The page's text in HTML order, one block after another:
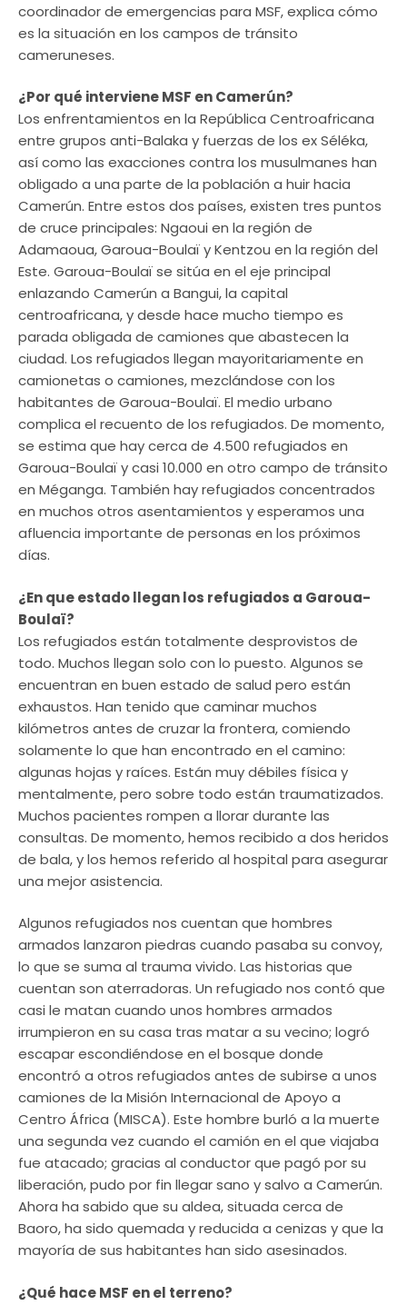
coordinador de emergencias para MSF, explica cómo
es la situación en los campos de tránsito
cameruneses.
¿Por qué interviene MSF en Camerún?
Los enfrentamientos en la República Centroafricana
entre grupos anti-Balaka y fuerzas de los ex Séléka,
así como las exacciones contra los musulmanes han
obligado a una parte de la población a huir hacia
Camerún. Entre estos dos países, existen tres puntos
de cruce principales: Ngaoui en la región de
Adamaoua, Garoua-Boulaï y Kentzou en la región del
Este. Garoua-Boulaï se sitúa en el eje principal
enlazando Camerún a Bangui, la capital
centroafricana, y desde hace mucho tiempo es
parada obligada de camiones que abastecen la
ciudad. Los refugiados llegan mayoritariamente en
camionetas o camiones, mezclándose con los
habitantes de Garoua-Boulaï. El medio urbano
complica el recuento de los refugiados. De momento,
se estima que hay cerca de 4.500 refugiados en
Garoua-Boulaï y casi 10.000 en otro campo de tránsito
en Méganga. También hay refugiados concentrados
en muchos otros asentamientos y esperamos una
afluencia importante de personas en los próximos
días.
¿En que estado llegan los refugiados a Garoua-
Boulaï?
Los refugiados están totalmente desprovistos de
todo. Muchos llegan solo con lo puesto. Algunos se
encuentran en buen estado de salud pero están
exhaustos. Han tenido que caminar muchos
kilómetros antes de cruzar la frontera, comiendo
solamente lo que han encontrado en el camino:
algunas hojas y raíces. Están muy débiles física y
mentalmente, pero sobre todo están traumatizados.
Muchos pacientes rompen a llorar durante las
consultas. De momento, hemos recibido a dos heridos
de bala, y los hemos referido al hospital para asegurar
una mejor asistencia.
Algunos refugiados nos cuentan que hombres
armados lanzaron piedras cuando pasaba su convoy,
lo que se suma al trauma vivido. Las historias que
cuentan son aterradoras. Un refugiado nos contó que
casi le matan cuando unos hombres armados
irrumpieron en su casa tras matar a su vecino; logró
escapar escondiéndose en el bosque donde
encontró a otros refugiados antes de subirse a unos
camiones de la Misión Internacional de Apoyo a
Centro África (MISCA). Este hombre burló a la muerte
una segunda vez cuando el camión en el que viajaba
fue atacado; gracias al conductor que pagó por su
liberación, pudo por fin llegar sano y salvo a Camerún.
Ahora ha sabido que su aldea, situada cerca de
Baoro, ha sido quemada y reducida a cenizas y que la
mayoría de sus habitantes han sido asesinados.
¿Qué hace MSF en el terreno?